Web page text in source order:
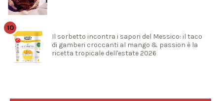
Il sorbetto incontra i sapori del Messico: il taco
di gamberi croccanti al mango & passion è la
ricetta tropicale dell'estate 2026